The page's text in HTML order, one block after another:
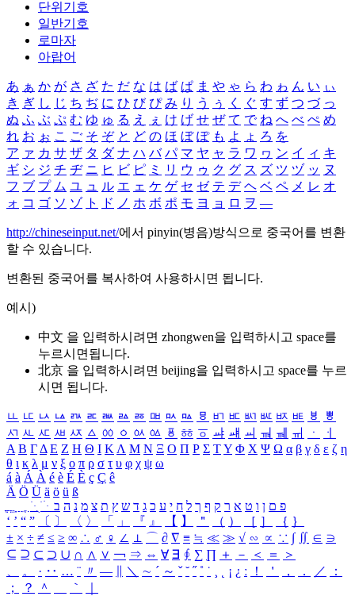
단위기호
일반기호
로마자
아랍어
あ ぁ か が さ ざ た だ な は ば ぱ ま や ゃ ら わ ゎ ん い ぃ
き ぎ し じ ち ぢ に ひ び ぴ み り う ぅ く ぐ す ず つ づ っ
ぬ ふ ぶ ぷ む ゆ ゅ る え ぇ け げ せ ぜ て で ね へ べ ぺ め
れ お ぉ こ ご そ ぞ と ど の ほ ぼ ぽ も よ ょ ろ を
ア ァ カ サ ザ タ ダ ナ ハ バ パ マ ヤ ャ ラ ワ ヮ ン イ ィ キ
ギ シ ジ チ ヂ ニ ヒ ビ ピ ミ リ ウ ゥ ク グ ス ズ ツ ヅ ッ ヌ
フ ブ プ ム ユ ュ ル エ ェ ケ ゲ セ ゼ テ デ ヘ ベ ペ メ レ オ
ォ コ ゴ ソ ゾ ト ド ノ ホ ボ ポ モ ヨ ョ ロ ヲ ―
http://chineseinput.net/에서 pinyin(병음)방식으로 중국어를 변환
할 수 있습니다.
변환된 중국어를 복사하여 사용하시면 됩니다.
예시)
中文 을 입력하시려면 zhongwen을 입력하시고 space를
누르시면됩니다.
北京 을 입력하시려면 beijing을 입력하시고 space를 누르
시면 됩니다.
ㅥ ㅦ ㅧ ㅨ ㅩ ㅪ ㅫ ㅬ ㅭ ㅮ ㅯ ㅰ ㅱ ㅲ ㅳ ㅴ ㅵ ㅶ ㅷ ㅸ
ㅹ
ㅺ ㅻ ㅼ ㅽ ㅾ ㅿ ㆀ ㆁ ㆂ ㆃ ㆄ ㆅ ㆆ ㆇ ㆈ ㆉ ㆊ ㆋ ㆌ ㆍ
ㆎ
Α Β ΓΔ Ε Ζ Η Θ Ι ΚΛ Μ Ν Ξ Ο Π Ρ Σ ΤΥ Φ Χ Ψ Ω α β γ δ ε ζ η
θ ι κ λ μ ν ξ ο π ρ σ τ υ φ χ ψ ω
á à Á À é è É È ç Ç ê
Ä Ö Ü ä ö ü ß
ִֶֹ ֻּ ׁׂ פ ם ן ו ט א ר ק ף ך ל ח י ע כ ג ד ש ץ ת צ מ נ ה ב
‘ ’ “ ” 〔 〕 〈 〉 「 」 『 』 【 】 ＂ （ ） ［ ］ ｛ ｝
± × ÷ ≠ ≤ ≥ ∞ ∴ ♂ ♀ ∠ ⊥ ⌒ ∂ ∇ ≡ ≒ ≪ ≫ √ ∽ ∝ ∵ ∫ ∬ ∈ ∋
⊆ ⊇ ⊂ ⊃ ∪ ∩ ∧ ∨ ￢ ⇒ ⇔ ∀ ∃ ∮ ∑ ∏ ＋ － ＜ ＝
＞
、
。 · ‥ … ¨ 〃 ― ＼ ∼ ´ ～ ˇ ˘ ˝ ˚ ˙ ¸ ¡ ¿ ː ！ ＇ ， ． ／
：
；
？ ＾ ｀